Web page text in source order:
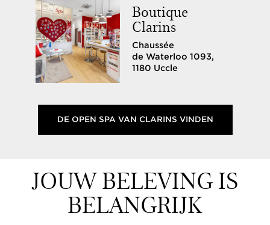
Boutique
Clarins
Chaussée
de Waterloo 1093,
1180 Uccle
DE OPEN SPA VAN CLARINS VINDEN
JOUW BELEVING IS
BELANGRIJK